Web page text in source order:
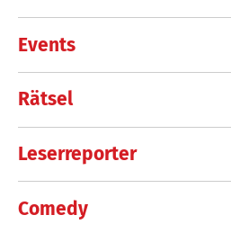
Events
Rätsel
Leserreporter
Comedy